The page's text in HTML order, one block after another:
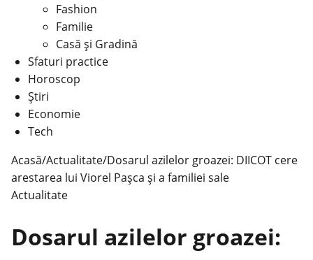
Fashion
Familie
Casă şi Gradină
Sfaturi practice
Horoscop
Știri
Economie
Tech
Acasă/Actualitate/Dosarul azilelor groazei: DIICOT cere
arestarea lui Viorel Pașca și a familiei sale
Actualitate
Dosarul azilelor groazei: